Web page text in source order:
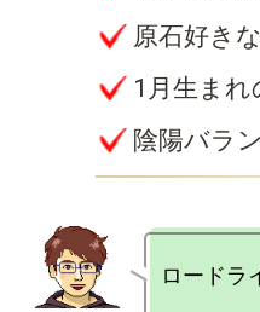
原石好きな
1月生まれ
陰陽バラ
ロードラ